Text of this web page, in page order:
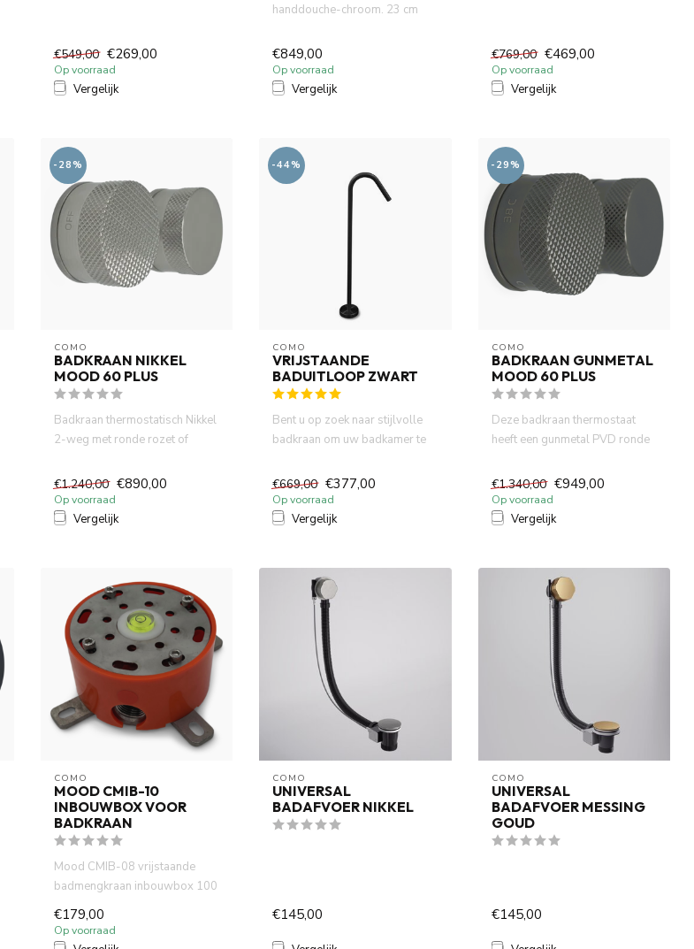
€549,00 €269,00
Op voorraad
Vergelijk
handdouche-chroom. 23 cm
€849,00
Op voorraad
Vergelijk
€769,00 €469,00
Op voorraad
Vergelijk
-28%
COMO
BADKRAAN NIKKEL
MOOD 60 PLUS
Badkraan thermostatisch Nikkel
2-weg met ronde rozet of
€1.240,00 €890,00
Op voorraad
Vergelijk
-44%
COMO
VRIJSTAANDE
BADUITLOOP ZWART
Bent u op zoek naar stijlvolle
badkraan om uw badkamer te
€669,00 €377,00
Op voorraad
Vergelijk
-29%
COMO
BADKRAAN GUNMETAL
MOOD 60 PLUS
Deze badkraan thermostaat
heeft een gunmetal PVD ronde
€1.340,00 €949,00
Op voorraad
Vergelijk
COMO
MOOD CMIB-10
INBOUWBOX VOOR
BADKRAAN
Mood CMIB-08 vrijstaande
badmengkraan inbouwbox 100
€179,00
Op voorraad
COMO
UNIVERSAL
BADAFVOER NIKKEL
€145,00
COMO
UNIVERSAL
BADAFVOER MESSING
GOUD
€145,00